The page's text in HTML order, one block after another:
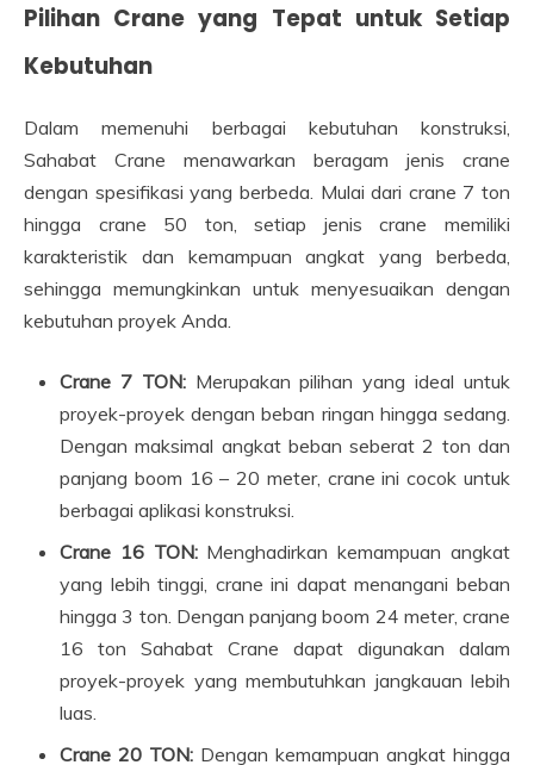
Pilihan Crane yang Tepat untuk Setiap
Kebutuhan
Dalam memenuhi berbagai kebutuhan konstruksi,
Sahabat Crane menawarkan beragam jenis crane
dengan spesifikasi yang berbeda. Mulai dari crane 7 ton
hingga crane 50 ton, setiap jenis crane memiliki
karakteristik dan kemampuan angkat yang berbeda,
sehingga memungkinkan untuk menyesuaikan dengan
kebutuhan proyek Anda.
Crane 7 TON:Merupakan pilihan yang ideal untuk
proyek-proyek dengan beban ringan hingga sedang.
Dengan maksimal angkat beban seberat 2 ton dan
panjang boom 16 – 20 meter, crane ini cocok untuk
berbagai aplikasi konstruksi.
Crane 16 TON:Menghadirkan kemampuan angkat
yang lebih tinggi, crane ini dapat menangani beban
hingga 3 ton. Dengan panjang boom 24 meter, crane
16 ton Sahabat Crane dapat digunakan dalam
proyek-proyek yang membutuhkan jangkauan lebih
luas.
Crane 20 TON: Dengan kemampuan angkat hingga